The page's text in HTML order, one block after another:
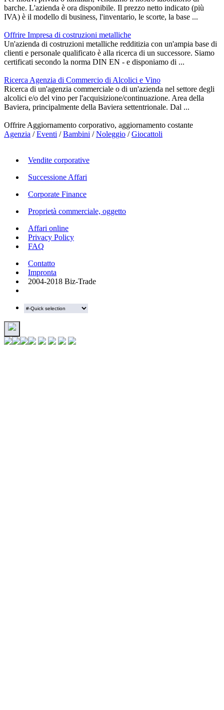
barche. L'azienda è ora disponibile. Il prezzo netto indicato (più
IVA) è il modello di business, l'inventario, le scorte, la base ...
Offrire Impresa di costruzioni metalliche
Un'azienda di costruzioni metalliche redditizia con un'ampia base di
clienti e personale qualificato è alla ricerca di un successore. Siamo
certificati secondo la norma DIN EN - e disponiamo di ...
Ricerca Agenzia di Commercio di Alcolici e Vino
Ricerca di un'agenzia commerciale o di un'azienda nel settore degli
alcolici e/o del vino per l'acquisizione/continuazione. Area della
Baviera, principalmente della Baviera settentrionale. Dal ...
Offrire Aggiornamento corporativo, aggiornamento costante
Agenzia /Eventi /Bambini /Noleggio /Giocattoli
Vendite corporative
Successione Affari
Corporate Finance
Proprietà commerciale, oggetto
Affari online
Privacy Policy
FAQ
Contatto
Impronta
2004-2018 Biz-Trade